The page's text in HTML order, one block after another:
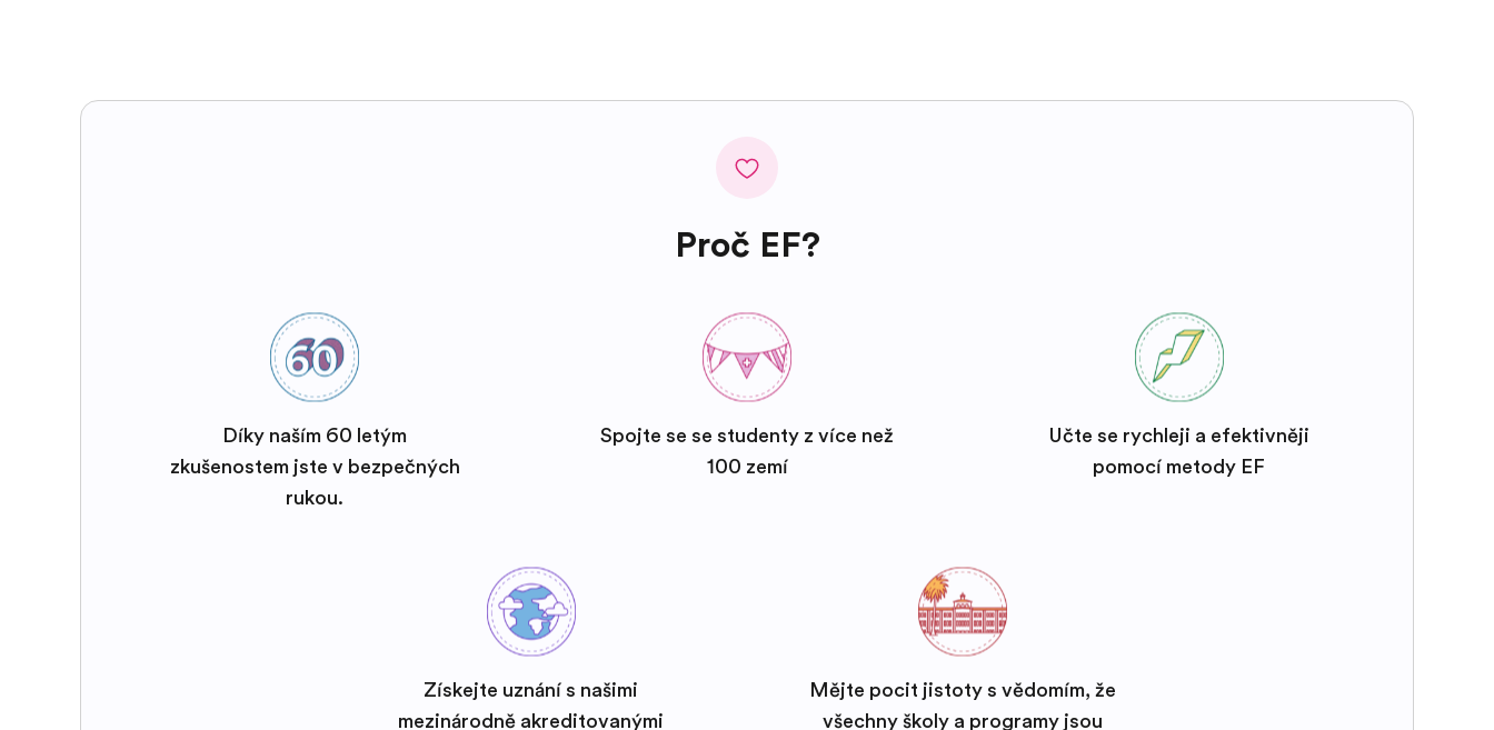
Proč EF?
Díky naším 60 letým
zkušenostem jste v bezpečných
rukou.
Spojte se se studenty z více než
100 zemí
Učte se rychleji a efektivněji
pomocí metody EF
Získejte uznání s našimi
mezinárodně akreditovanými
Mějte pocit jistoty s vědomím, že
všechny školy a programy jsou